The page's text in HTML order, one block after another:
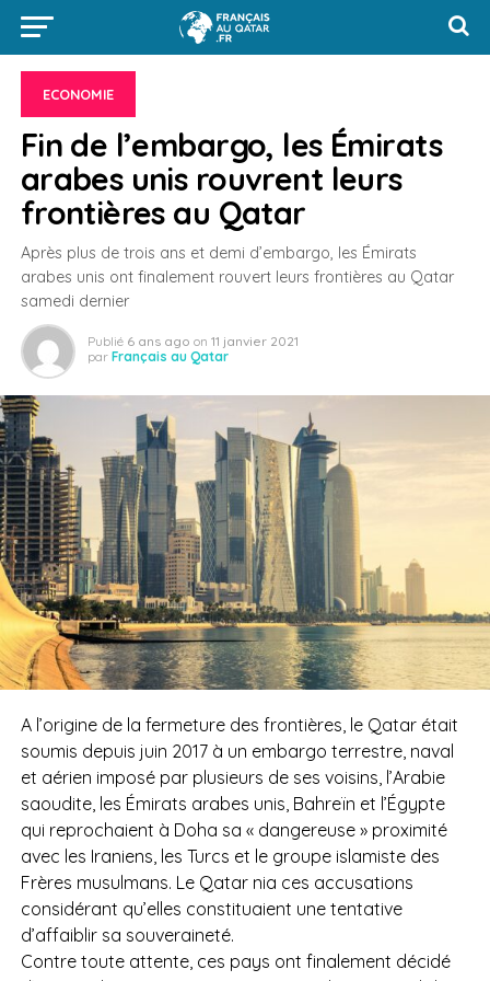
ECONOMIE
Fin de l’embargo, les Émirats
arabes unis rouvrent leurs
frontières au Qatar
Après plus de trois ans et demi d’embargo, les Émirats
arabes unis ont finalement rouvert leurs frontières au Qatar
samedi dernier
Publié 6 ans ago on 11 janvier 2021
par Français au Qatar
A l’origine de la fermeture des frontières, le Qatar était
soumis depuis juin 2017 à un embargo terrestre, naval
et aérien imposé par plusieurs de ses voisins, l’Arabie
saoudite, les Émirats arabes unis, Bahreïn et l’Égypte
qui reprochaient à Doha sa « dangereuse » proximité
avec les Iraniens, les Turcs et le groupe islamiste des
Frères musulmans. Le Qatar nia ces accusations
considérant qu’elles constituaient une tentative
d’affaiblir sa souveraineté.
Contre toute attente, ces pays ont finalement décidé